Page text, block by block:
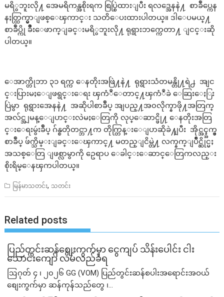
မရိွဘူးလို႔ အေမရိကန္အစိုးရက စြပ္စြဲထားျပီး ရလဒ္အေနနဲ႔ စာခ်ဳပ္ကေန
နႈတ္ထြက္မွာျဖစ္ေၾကာင္း သတိေပးထားပါတယ္။ ဒါေပမယ္႔
စာခ်ဳပ္ကို ခ်ိဳးေဖာက္ျခင္းမရိွဘူးလို႔ ရုရွားဘက္ကေတာ႔ ျငင္းဆို
ပါတယ္။
ေအာက္တိုဘာ ၃၁ ရက္က ေနတိုးအဖြဲ႔နဲ႔ ရုရွားသံတမန္တို႔ရဲ႕ အျင
င္းပြားမႈေျဖရွင္းေရး ၾကံဳေတာင္႔ၾကံဳခဲ ေဆြးေႏြး
ပြဲမွာ ရုရွားအေနနဲ႔ အဆိုပါစာခ်ဳပ္ အျပည္႔အ၀လိုက္နာဖို႔အတြက္
အလ်င္အျမန္ေျပာင္းလဲမႈေတြကို လုပ္ေဆာင္ဖို႔ ေနတိုးအတြ
င္းေရးမွဴးခ်ဳပ္ ဂ်န္စတိုတင္ဘာ႔က တိုက္တြန္းေျပာဆိုခဲ႔ျပီး အိုင္အင္န္အက္ဖ္
စာခ်ဳပ္ ဖ်က္သိမ္းျခင္းေၾကာင္႔ မတည္ျငိမ္တဲ႔ လက္နက္ျပိဳင္ဆိုင္မႈ
အသစ္ေတြ ျဖစ္လာမွာကို ဥေရာပ ေခါင္းေဆာင္ေတြကလည္း
စိုးရိမ္ေနၾကပါတယ္။
မြန်မာသတင်း, သတင်း
Related posts
ပြည်တွင်းဆန်စျေးကွက်မှာ ငွေကျပ် သိန်းပေါင်း ငါး​
သောင်းကျော် လိမ်လည်ခံရ
ဩဂုတ် ၄ ၊ ၂၀၂၆ GG (VOM) ပြည်တွင်းဆန်စပါးအရောင်းအဝယ်
စျေးကွက်မှာ ဆန်ကုန်သည်တွေ ၊...